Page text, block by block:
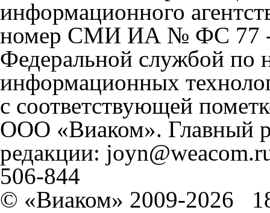
информационного
номер СМИ ИА № ФС 77 -
Федеральной службой по
информационных
с соответствующей
ООО «Виаком». Главный
редакции:
506-844
© «Виаком» 2009-2026